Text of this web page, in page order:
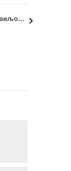
Девет павиљона: Изложба студената Архитектонског факултета Универзитета у Београду Мастер академске студије архитектуре – завршни рад